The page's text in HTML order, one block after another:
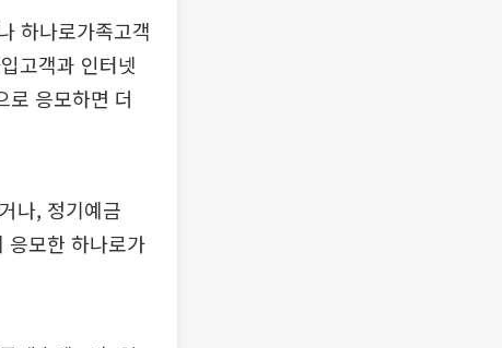
하나로가족고객
고객과 인터넷
로 응모하면 더
나, 정기예금
응모한 하나로가